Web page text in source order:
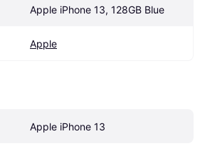
Apple iPhone 13, 128GB Blue
Apple
Apple iPhone 13